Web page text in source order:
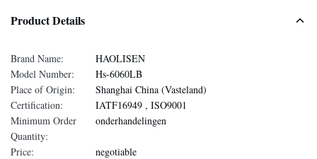
Product Details
Brand Name:
HAOLISEN
Model Number:
Hs-6060LB
Place of Origin:
Shanghai China (Vasteland)
Certification:
IATF16949 , ISO9001
Minimum Order
Quantity:
onderhandelingen
Price:
negotiable